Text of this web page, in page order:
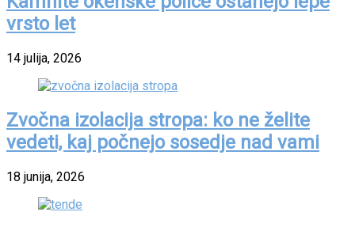
vrsto let
14 julija, 2026
Zvočna izolacija stropa: ko ne želite
vedeti, kaj počnejo sosedje nad vami
18 junija, 2026